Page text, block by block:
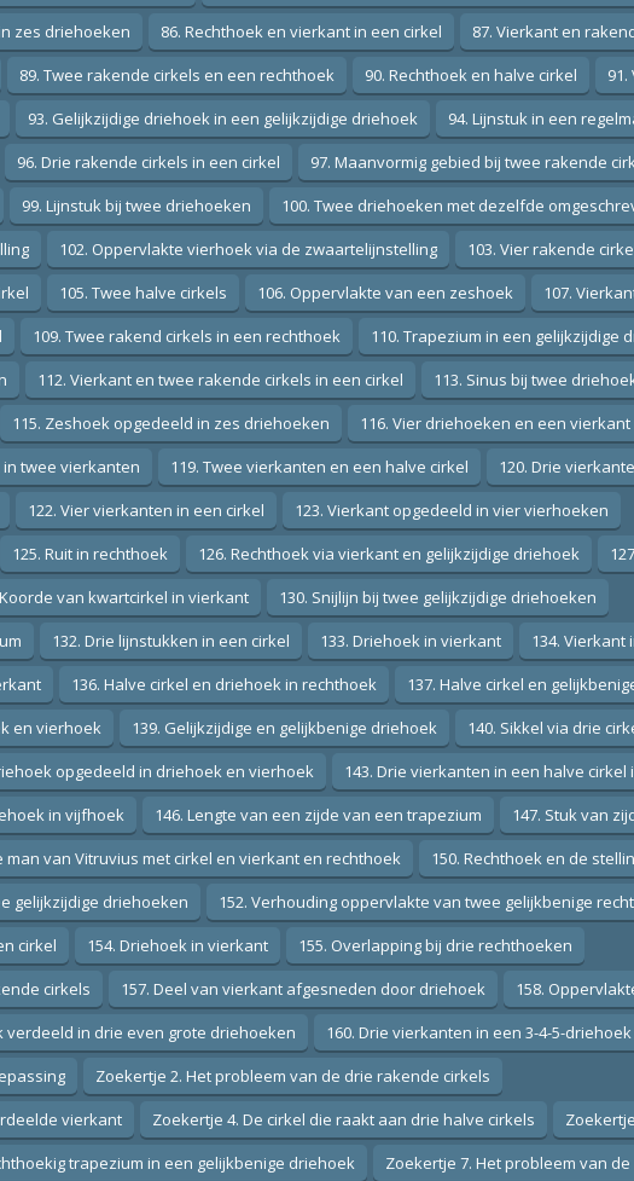
zes driehoeken
86. Rechthoek en vierkant in een cirkel
87. Vierkant en
89. Twee rakende cirkels en een rechthoek 90. Rechthoek en halve cirkel
93. Gelijkzijdige driehoek in een gelijkzijdige driehoek
94. Lijnstuk in een
96. Drie rakende cirkels in een cirkel
97. Maanvormig gebied bij twee rakende
99. Lijnstuk bij twee driehoeken
100. Twee driehoeken met dezelfde
102. Oppervlakte vierhoek via de zwaartelijnstelling
103. Vier rakende
105. Twee halve cirkels 106. Oppervlakte van een zeshoek
107.
109. Twee rakend cirkels in een rechthoek
110. Trapezium in een gelijkzijdige
112. Vierkant en twee rakende cirkels in een cirkel
113. Sinus bij twee
115. Zeshoek opgedeeld in zes driehoeken
116. Vier driehoeken en een
in twee vierkanten 119. Twee vierkanten en een halve cirkel
120. Drie
122. Vier vierkanten in een cirkel
123. Vierkant opgedeeld in vier vierhoeken
125. Ruit in rechthoek 126. Rechthoek via vierkant en gelijkzijdige driehoek
van kwartcirkel in vierkant
130. Snijlijn bij twee gelijkzijdige driehoeken
132. Drie lijnstukken in een cirkel 133. Driehoek in vierkant
134. Vierkant
136. Halve cirkel en driehoek in rechthoek
137. Halve cirkel en
en vierhoek
139. Gelijkzijdige en gelijkbenige driehoek
140. Sikkel via drie
opgedeeld in driehoek en vierhoek
143. Drie vierkanten in een halve
in vijfhoek 146. Lengte van een zijde van een trapezium
147. Stuk van
man van Vitruvius met cirkel en vierkant en rechthoek
150. Rechthoek en de
gelijkzijdige driehoeken
152. Verhouding oppervlakte van twee gelijkbenige
cirkel
154. Driehoek in vierkant
155. Overlapping bij drie rechthoeken
cirkels
157. Deel van vierkant afgesneden door driehoek
158.
verdeeld in drie even grote driehoeken
160. Drie vierkanten in een 3-4-5-driehoek
Zoekertje 2. Het probleem van de drie rakende cirkels
vierkant
Zoekertje 4. De cirkel die raakt aan drie halve cirkels
trapezium in een gelijkbenige driehoek
Zoekertje 7. Het probleem van